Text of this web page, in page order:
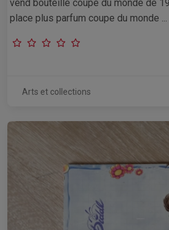
vend bouteille coupe du monde de
place plus parfum coupe du monde ...
Arts et collections